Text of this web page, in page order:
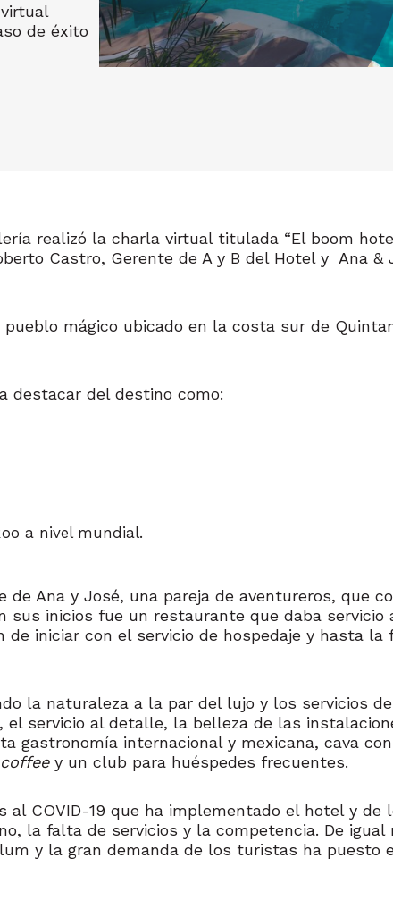
de éxito
realizó la charla virtual titulada “El boom
Castro, Gerente de A y B del Hotel y Ana &
mágico ubicado en la costa sur de
destacar del destino como:
a nivel mundial.
Ana y José, una pareja de aventureros, que
sus inicios fue un restaurante que daba
iniciar con el servicio de hospedaje y hasta
la naturaleza a la par del lujo y los servicios
servicio al detalle, la belleza de las
gastronomía internacional y mexicana, cava
y un club para huéspedes frecuentes.
al COVID-19 que ha implementado el hotel y
la falta de servicios y la competencia. De
y la gran demanda de los turistas ha puesto